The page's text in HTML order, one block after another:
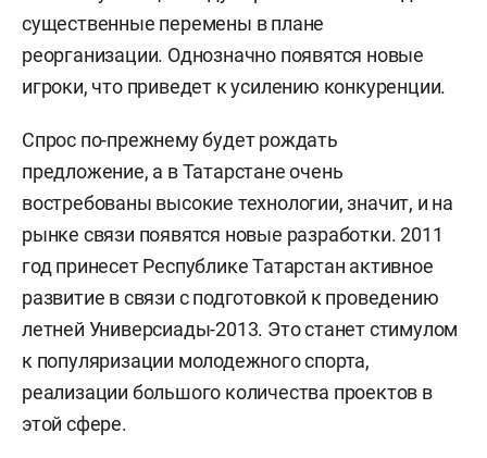
существенные перемены в плане
реорганизации. Однозначно появятся новые
игроки, что приведет к усилению конкуренции.
Спрос по-прежнему будет рождать
предложение, а в Татарстане очень
востребованы высокие технологии, значит, и на
рынке связи появятся новые разработки. 2011
год принесет Республике Татарстан активное
развитие в связи с подготовкой к проведению
летней Универсиады-2013. Это станет стимулом
к популяризации молодежного спорта,
реализации большого количества проектов в
этой сфере.